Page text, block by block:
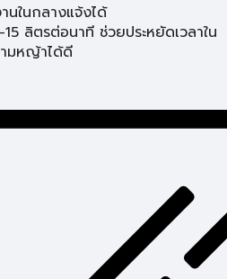
นในกลางแจ้งได้
ลิตรต่อนาที ช่วยประหยัดเวลาใน
มหญ้าได้ดี